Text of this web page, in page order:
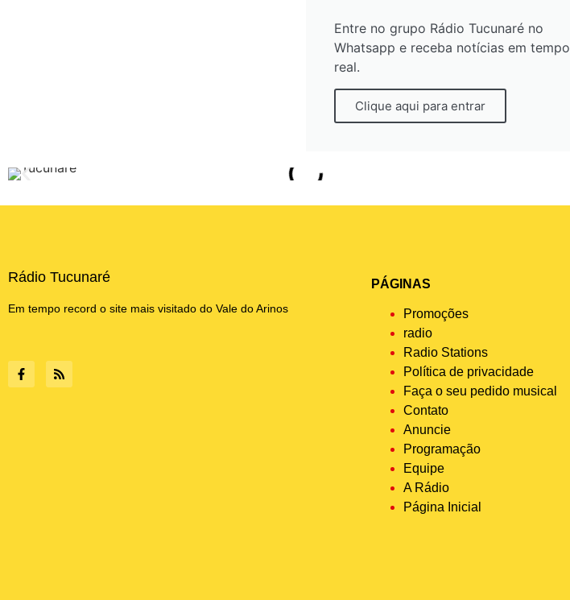
Entre no grupo Rádio Tucunaré no
Whatsapp e receba notícias em tempo
real.
Clique aqui para entrar
Rádio Tucunaré
Em tempo record o site mais visitado do Vale do Arinos
PÁGINAS
Promoções
radio
Radio Stations
Política de privacidade
Faça o seu pedido musical
Contato
Anuncie
Programação
Equipe
A Rádio
Página Inicial